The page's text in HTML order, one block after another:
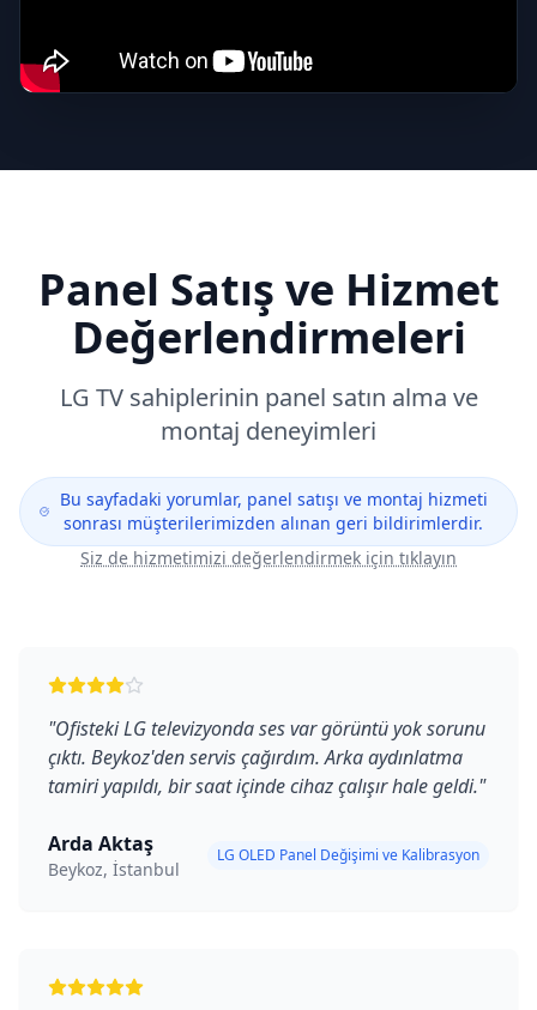
Panel Satış ve Hizmet
Değerlendirmeleri
LG TV sahiplerinin panel satın alma ve
montaj deneyimleri
Bu sayfadaki yorumlar, panel satışı ve montaj hizmeti
sonrası müşterilerimizden alınan geri bildirimlerdir.
Siz de hizmetimizi değerlendirmek için tıklayın
"Ofisteki LG televizyonda ses var görüntü yok sorunu
çıktı. Beykoz'den servis çağırdım. Arka aydınlatma
tamiri yapıldı, bir saat içinde cihaz çalışır hale geldi."
Arda Aktaş
Beykoz, İstanbul
LG OLED Panel Değişimi ve Kalibrasyon